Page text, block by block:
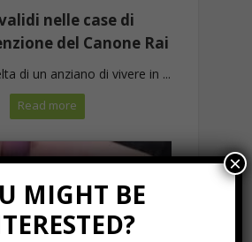
nelle case di
del Canone Rai
di un anziano di vivere in ...
Read more
MIGHT BE
×